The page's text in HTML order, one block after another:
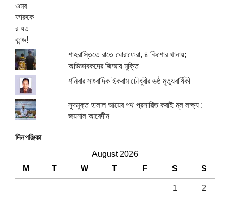
শাহরাস্তিতে রাতে ঘোরাফেরা, ৪ কিশোর থানায়;
অভিভাবকদের জিম্মায় মুক্তি
শনিবার সাংবাদিক ইকরাম চৌধুরীর ৬ষ্ঠ মৃত্যুবার্ষিকী
সুদমুক্ত হালাল আয়ের পথ প্রসারিত করাই মূল লক্ষ্য :
জয়নাল আবেদীন
দিনপঞ্জিকা
August 2026
M
T W T F S S
1 2